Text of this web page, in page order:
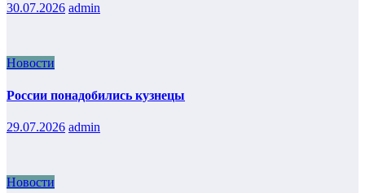
30.07.2026 admin
Новости
России понадобились кузнецы
29.07.2026 admin
Новости